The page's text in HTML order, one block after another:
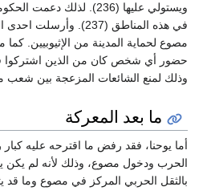
ويستولي عليها (236). لذلك
في هذه المناطق (237).
مصوع لحماية المدينة من الإثيوبيين.
حضور أي شخص كان من الذين اشتركوا
وذلك لمنع الشائعات المزعجة بين شعب
ما بعد المعركة
أما يوحنا، فقد رفض ما اقترحه عليه
الحرب ودخول مصوع، وذلك لأنه لم يكن
بالثقل الحربي المركز في مصوع وما قد